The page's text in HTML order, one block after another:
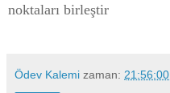
noktaları birleştir
Ödev Kalemi zaman: 21:56:00